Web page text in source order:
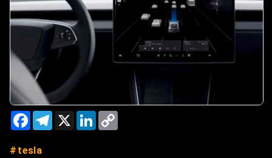
FacebookTelegram
X LinkedIn
tesla